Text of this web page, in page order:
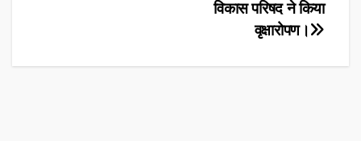
विकास परिषद ने किया
वृक्षारोपण।